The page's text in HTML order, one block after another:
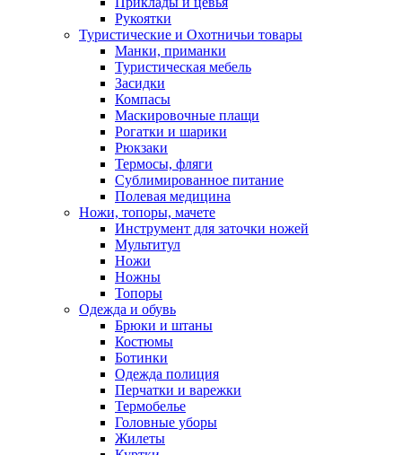
Рукоятки
Туристические и Охотничьи товары
Манки, приманки
Туристическая мебель
Засидки
Компасы
Маскировочные плащи
Рогатки и шарики
Рюкзаки
Термосы, фляги
Сублимированное питание
Полевая медицина
Ножи, топоры, мачете
Инструмент для заточки ножей
Мультитул
Ножи
Ножны
Топоры
Одежда и обувь
Брюки и штаны
Костюмы
Ботинки
Одежда полиция
Перчатки и варежки
Термобелье
Головные уборы
Жилеты